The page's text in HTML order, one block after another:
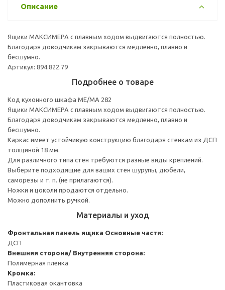
Описание
Ящики МАКСИМЕРА с плавным ходом выдвигаются полностью.
Благодаря доводчикам закрываются медленно, плавно и
бесшумно.
Артикул: 894.822.79
Подробнее о товаре
Код кухонного шкафа ME/MA 282
Ящики МАКСИМЕРА с плавным ходом выдвигаются полностью.
Благодаря доводчикам закрываются медленно, плавно и
бесшумно.
Каркас имеет устойчивую конструкцию благодаря стенкам из ДСП
толщиной 18 мм.
Для различного типа стен требуются разные виды креплений.
Выберите подходящие для ваших стен шурупы, дюбели,
саморезы и т. п. (не прилагаются).
Ножки и цоколи продаются отдельно.
Можно дополнить ручкой.
Материалы и уход
Фронтальная панель ящика Основные части:
ДСП
Внешняя сторона/ Внутренняя сторона:
Полимерная пленка
Кромка:
Пластиковая окантовка